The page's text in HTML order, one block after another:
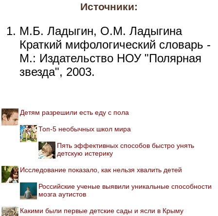
Источники:
М.Б. Ладыгин, О.М. Ладыгина
Краткий мифологический словарь -
М.: Издательство НОУ "Полярная
звезда", 2003.
Детям разрешили есть еду с пола
Топ-5 необычных школ мира
Пять эффективных способов быстро унять
детскую истерику
Исследование показало, как нельзя хвалить детей
Российские ученые выявили уникальные способности
мозга аутистов
Какими были первые детские сады и ясли в Крыму